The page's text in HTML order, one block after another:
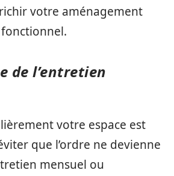
votre aménagement
de l’entretien
votre espace est
que l’ordre ne devienne
mensuel ou